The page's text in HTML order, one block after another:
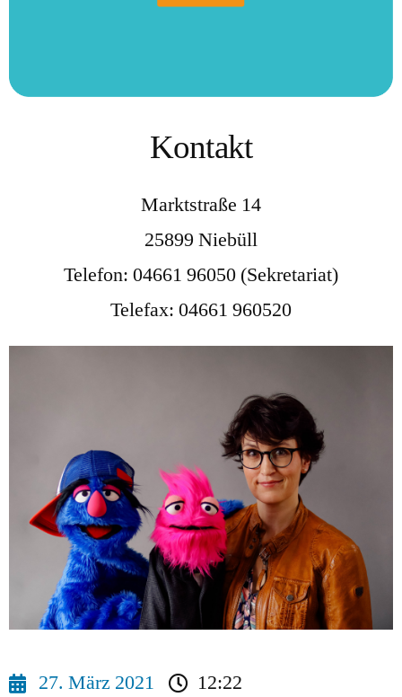
27. März 2021 12:22
Kontakt
Marktstraße 14
25899 Niebüll
Telefon: 04661 96050 (Sekretariat)
Telefax: 04661 960520